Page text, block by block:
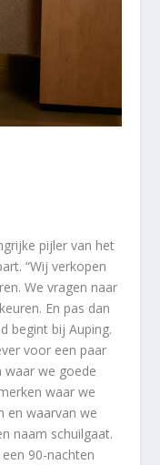
pijler van het
“Wij verkopen
We vragen naar
En pas dan
begint bij Auping.
voor een paar
waar we goede
waar we
en waarvan we
naam schuilgaat.
90-nachten